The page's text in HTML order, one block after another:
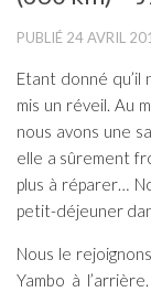
PUBLIÉ 24 AVRIL
Etant donné qu’il
mis un réveil. Au
nous avons une
elle a sûrement
plus à réparer…
petit-déjeuner
Nous le
Yambo à